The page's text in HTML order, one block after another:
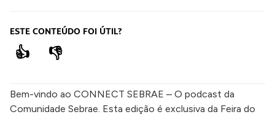
ESTE CONTEÚDO FOI ÚTIL?
👍 👎
Bem-vindo ao CONNECT SEBRAE – O podcast da
Comunidade Sebrae. Esta edição é exclusiva da Feira do